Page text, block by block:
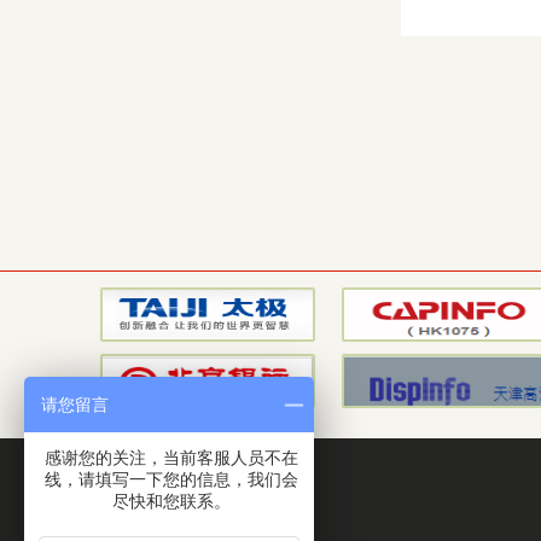
座机：010-56016816
手机：13331090099
请您留言
感谢您的关注，当前客服人员不在
线，请填写一下您的信息，我们会
尽快和您联系。